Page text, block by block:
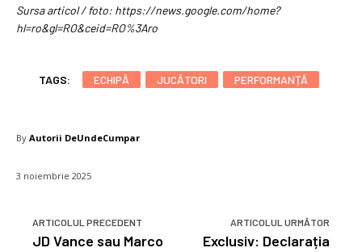
Sursa articol / foto: https://news.google.com/home?
hl=ro&gl=RO&ceid=RO%3Aro
TAGS: ECHIPĂ JUCĂTORI PERFORMANȚĂ
By Autorii DeUndeCumpar
3 noiembrie 2025
ARTICOLUL PRECEDENT
JD Vance sau Marco
ARTICOLUL URMĂTOR
Exclusiv: Declarația